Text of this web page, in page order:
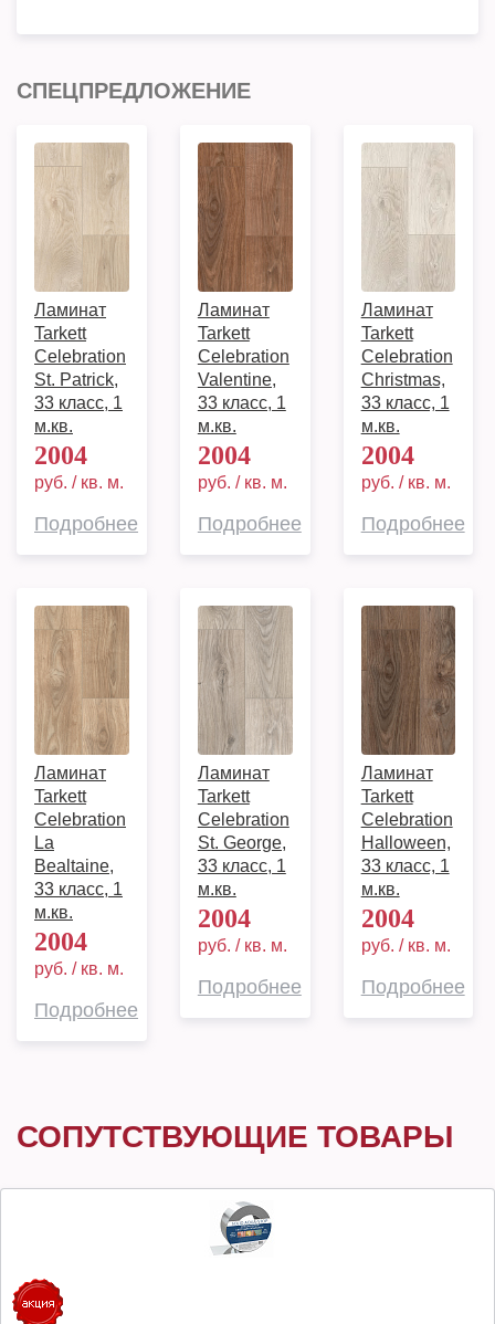
СПЕЦПРЕДЛОЖЕНИЕ
Ламинат
Tarkett
Celebration
St. Patrick,
33 класс, 1
м.кв.
2004
руб. / кв. м.
Подробнее
Ламинат
Tarkett
Celebration
Valentine,
33 класс, 1
м.кв.
2004
руб. / кв. м.
Подробнее
Ламинат
Tarkett
Celebration
Christmas,
33 класс, 1
м.кв.
2004
руб. / кв. м.
Подробнее
Ламинат
Tarkett
Celebration
La
Bealtaine,
33 класс, 1
м.кв.
2004
руб. / кв. м.
Подробнее
Ламинат
Tarkett
Celebration
St. George,
33 класс, 1
м.кв.
2004
руб. / кв. м.
Подробнее
Ламинат
Tarkett
Celebration
Halloween,
33 класс, 1
м.кв.
2004
руб. / кв. м.
Подробнее
СОПУТСТВУЮЩИЕ ТОВАРЫ